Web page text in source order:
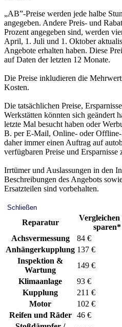
„AB”-Preise werden jede halbe
angegeben. Andere Preis- und
Prozent angegeben sind, werden
April, 1. Juli und 1. Oktober
Angebote erhalten haben. Diese
auf Daten der letzten 12 Monate.
Die Preise inkludieren die
Kosten.
Die tatsächlichen Preise,
Werkstätten könnten sich geändert
letzte Mal besucht haben oder
B. per E-Mail, Online- oder
daher immer einen Auftrag auf
verfügbaren Preise und Ersparnisse
Irrtümer und Auslassungen in den
Beschreibungen des Angebots
Ersatzteilen sind vorbehalten.
Schließen
Reparatur
Vergleichen
sparen*
Achsvermessung
84 €
Anhängerkupplung 137 €
Inspektion &
Wartung
149 €
Klimaanlage
93 €
Kupplung
211 €
Motor
102 €
Reifen und Räder
46 €